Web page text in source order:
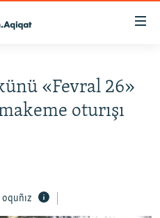
«Fevral 26»
oturışı